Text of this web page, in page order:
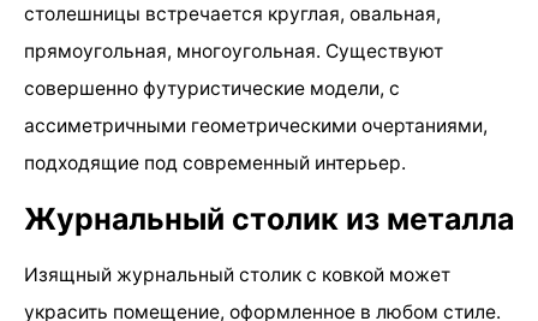
столешницы встречается круглая, овальная,
прямоугольная, многоугольная. Существуют
совершенно футуристические модели, с
ассиметричными геометрическими очертаниями,
подходящие под современный интерьер.
Журнальный столик из металла
Изящный журнальный столик с ковкой может
украсить помещение, оформленное в любом стиле.